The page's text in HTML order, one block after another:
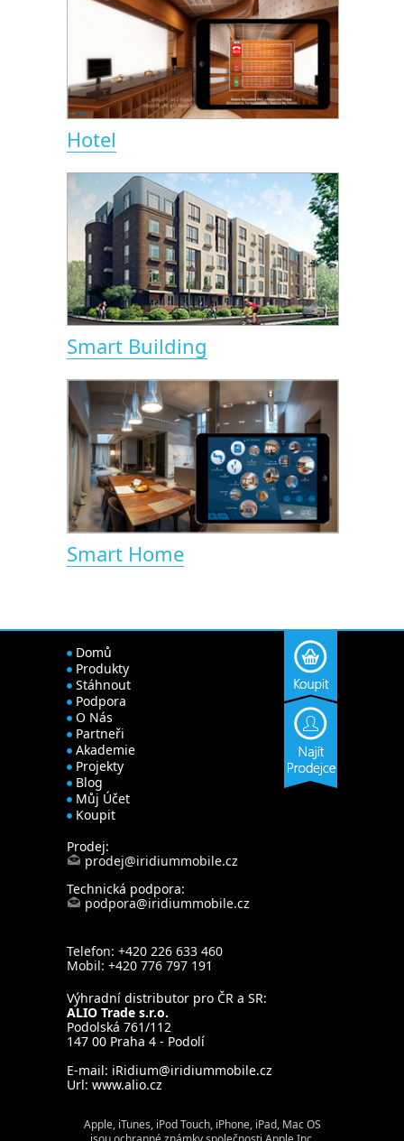
Hotel
Smart Building
Smart Home
Domů
Produkty
Stáhnout
Podpora
O Nás
Partneři
Akademie
Projekty
Blog
Můj Účet
Koupit
Prodej:
prodej@iridiummobile.cz
Technická podpora:
podpora@iridiummobile.cz
Telefon: +420 226 633 460
Mobil: +420 776 797 191
Výhradní distributor pro ČR a SR:
ALIO Trade s.r.o.
Podolská 761/112
147 00 Praha 4 - Podolí
E-mail: iRidium@iridiummobile.cz
Url: www.alio.cz
Apple, iTunes, iPod Touch, iPhone, iPad, Mac OS